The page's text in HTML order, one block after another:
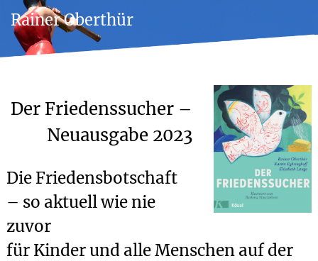
Rainer Oberthür
Der Friedenssucher –
Neuausgabe 2023
Die Friedensbotschaft
– so aktuell wie nie
zuvor
für Kinder und alle Menschen auf der